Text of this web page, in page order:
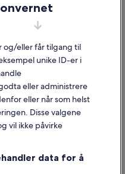
av innhold
refusjon
og/eller får tilgang til
unike ID-er i
eller administrere
eller når som helst
Disse valgene
vil ikke påvirke
data for å